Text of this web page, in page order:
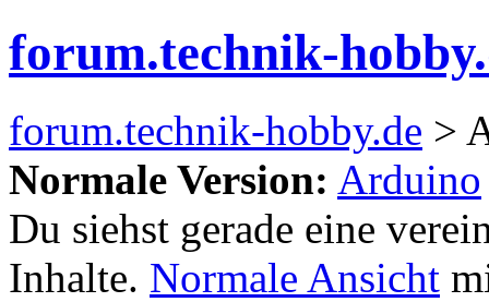
forum.technik-
forum.technik-hobby.de >
Normale Version: Arduino
Du siehst gerade eine
Inhalte. Normale Ansicht